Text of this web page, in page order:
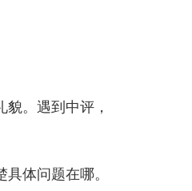
。遇到中评，
体问题在哪。